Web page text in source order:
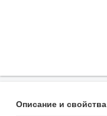
Описание и свойства